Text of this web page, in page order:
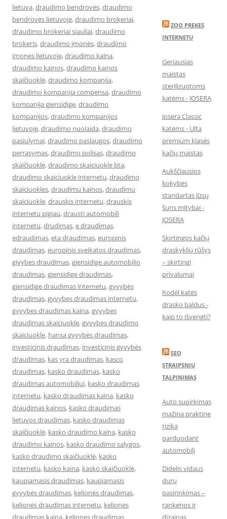
lietuva,draudimo bendrovės,draudimo
bendrovės lietuvoje,draudimo brokeriai,
draudimo brokeriai siauliai,draudimo
brokeris,draudimo įmonės,draudimo
imones lietuvoje,draudimo kaina,
draudimo kainos,draudimo kainos
skaičiuoklė,draudimo kompanija,
draudimo kompanija compensa,draudimo
kompanija gjensidige,draudimo
kompanijos,draudimo kompanijos
lietuvoje,draudimo nuolaida,draudimo
pasiulymai,draudimo paslaugos,draudimo
perrasymas,draudimo polisas,draudimo
skaičiuoklė,draudimo skaiciuokle bta,
draudimo skaiciuokle internetu,draudimo
skaiciuokles,draudimu kainos,draudimu
skaiciuokle,drauskis internetu,drauskis
internetu pigiau,drausti automobili
internetu,drudimas,e draudimas,
edraudimas,eta draudimas,europinis
draudimas,europinis sveikatos draudimas,
givybes draudimas,gjensidige automobilio
draudimas,gjensidige draudimas,
gjensidige draudimas internetu,gyvybės
draudimas,gyvybes draudimas internetu,
gyvybes draudimas kaina,gyvybes
draudimas skaiciuokle,gyvybes draudimo
skaiciuokle, hansa gyvybės draudimas,
investicinis draudimas, investicinis gyvybės
draudimas, kas yra draudimas, kasco
draudimas, kasko draudimas, kasko
draudimas automobiliui, kasko draudimas
internetu, kasko draudimas kaina, kasko
draudimas kainos, kasko draudimas
lietuvos draudimas, kasko draudimas
skaičiuoklė, kasko draudimo kaina, kasko
draudimo kainos, kasko draudimo salygos,
kasko draudimo skaičiuoklė, kasko
internetu, kasko kaina, kasko skaičiuoklė,
kaupiamasis draudimas, kaupiamasis
gyvybės draudimas, kelionės draudimas,
kelionės draudimas internetu, keliones
draudimas kaina, keliones draudimas
ZOO PREKES
INTERNETU
Geriausias
maistas
sterilizuotoms
katėms - JOSERA
Josera Classic
katėms - Ulta
premium klasės
kačių maistas
Aukščiausios
kokybės
standartas Jūsų
šuns mitybai -
JOSERA
Skirtingos kačių
draskyklių rūšys
– skirtingi
privalumai
Kodėl katės
drasko baldus -
kaip to išvengti?
SEO
STRAIPSNIU
TALPINIMAS
Auto supirkimas
mažina praktinę
riziką
parduodant
automobilį
Didelis vidaus
durų
pasirinkimas –
rankenos ir
dizainas